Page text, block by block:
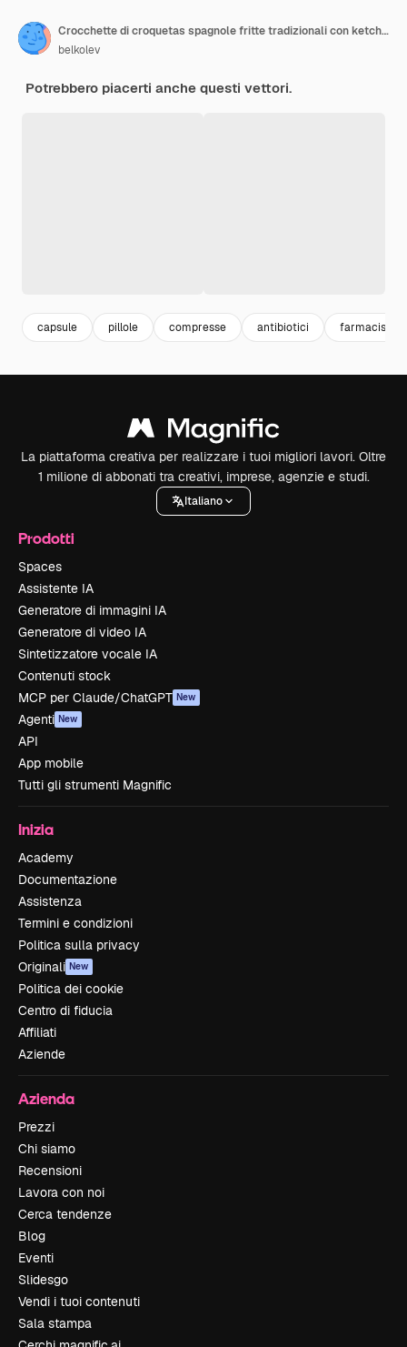
Crocchette di croquetas spagnole fritte tradizionali con ketchup su fondo bianco
belkolev
Potrebbero piacerti anche questi vettori.
capsule pillole compresse antibiotici farmacista
La piattaforma creativa per realizzare i tuoi migliori lavori. Oltre
1 milione di abbonati tra creativi, imprese, agenzie e studi.
Italiano
Prodotti
Spaces
Assistente IA
Generatore di immagini IA
Generatore di video IA
Sintetizzatore vocale IA
Contenuti stock
MCP per Claude/ChatGPT New
Agenti New
API
App mobile
Tutti gli strumenti Magnific
Inizia
Academy
Documentazione
Assistenza
Termini e condizioni
Politica sulla privacy
Originali New
Politica dei cookie
Centro di fiducia
Affiliati
Aziende
Azienda
Prezzi
Chi siamo
Recensioni
Lavora con noi
Cerca tendenze
Blog
Eventi
Slidesgo
Vendi i tuoi contenuti
Sala stampa